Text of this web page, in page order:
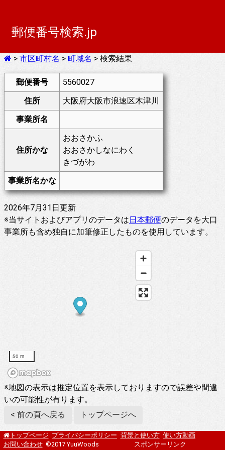
郵便番号検索.jp
> 市区町村名 > 町域名 > 検索結果
郵便番号
5560027
住所
大阪府大阪市浪速区木津川
事業所名
住所かな
おおさかふ
おおさかしなにわく
きづがわ
事業所名かな
2026年7月31日更新
※当サイトおよびアプリのデータは日本郵便のデータを大口
事業所も含め独自に加筆修正したものを使用しています。
50 m
※地図の表示は推定位置を表示しておりますので誤差や間違
いの可能性が有ります。
< 前の頁へ戻る
トップページへ
トップページ プライバシーポリシー 背景と使い方 使い方動画
お問い合わせ ©2017 YuuWoods スポンサーリンク